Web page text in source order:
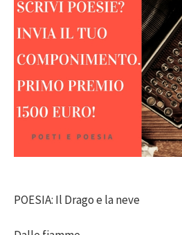
POESIA: Il Drago e la neve